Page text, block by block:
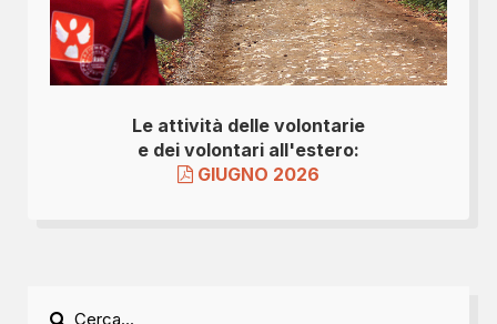
Le attività delle volontarie
e dei volontari all'estero:
GIUGNO 2026
Cerca...